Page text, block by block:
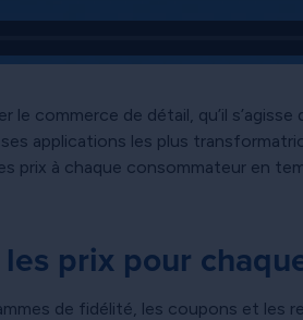
commerce de détail, qu’il s’agisse
ses applications les plus
prix à chaque consommateur en
prix pour
de fidélité, les coupons et les